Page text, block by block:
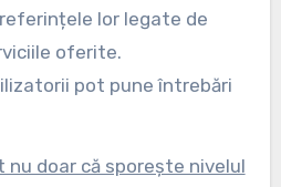
lor legate de
oferite.
pot pune întrebări
doar că sporește nivelul